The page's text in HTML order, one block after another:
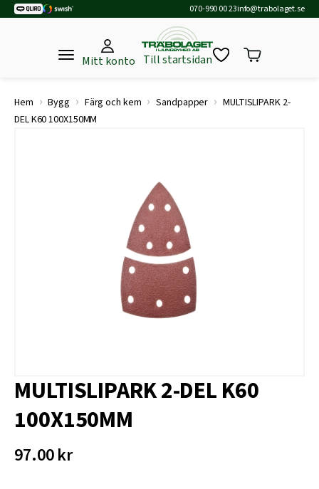
070-990 00 23info@trabolaget.se
Mitt konto Till startsidan
Hem › Bygg › Färg och kem › Sandpapper › MULTISLIPARK 2-
DEL K60 100X150MM
MULTISLIPARK 2-DEL K60
100X150MM
97.00kr